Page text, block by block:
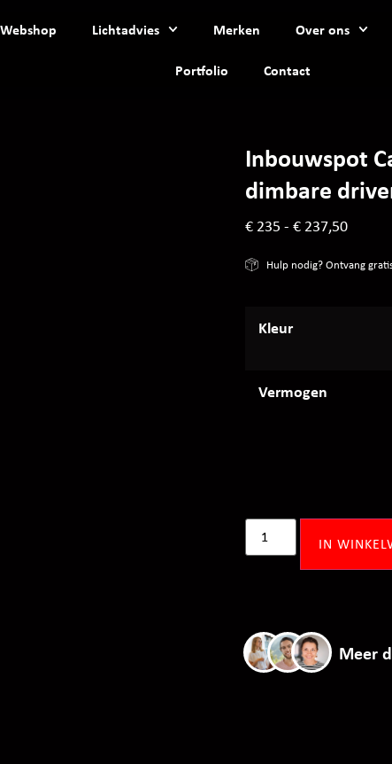
Webshop Lichtadvies Merken Over ons
Portfolio Contact
Inbouwspot
dimbare
€ 235 - € 237,50
Hulp nodig? Ontvang
Kleur
Vermogen
IN
Meer